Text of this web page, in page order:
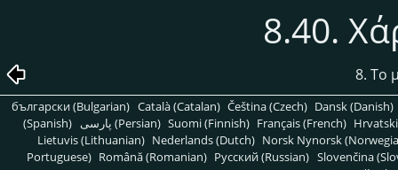
8.40.
8. Το
български (Bulgarian) Català (Catalan) Čeština (Czech) Dansk (Danish)
(Spanish)
پارسی (Persian) Suomi (Finnish) Français (French)
Lietuvis (Lithuanian) Nederlands (Dutch) Norsk Nynorsk
Portuguese) Română (Romanian) Pусский (Russian) Slovenčina